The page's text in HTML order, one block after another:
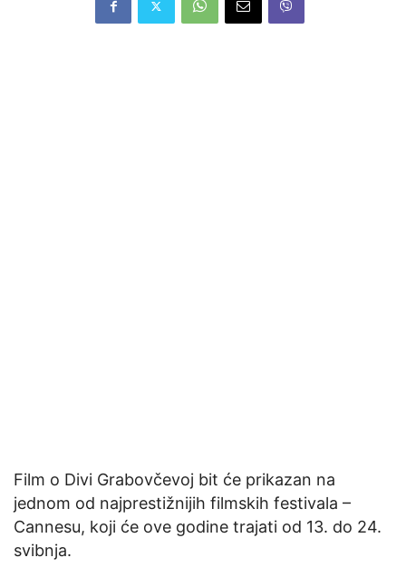
Film o Divi Grabovčevoj bit će prikazan na
jednom od najprestižnijih filmskih festivala –
Cannesu, koji će ove godine trajati od 13. do 24.
svibnja.